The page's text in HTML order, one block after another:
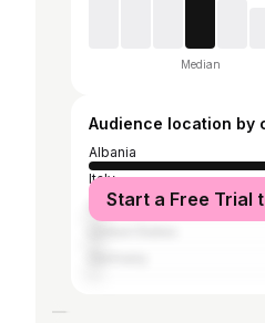
Median
Audience location by
Albania
Italy
Greece
Start a Free Trial